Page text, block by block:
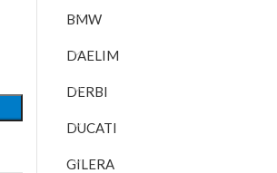
BMW
DAELIM
DERBI
DUCATI
GILERA